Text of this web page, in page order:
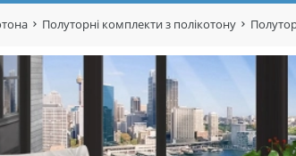
Полуторні комплекти з полікотону